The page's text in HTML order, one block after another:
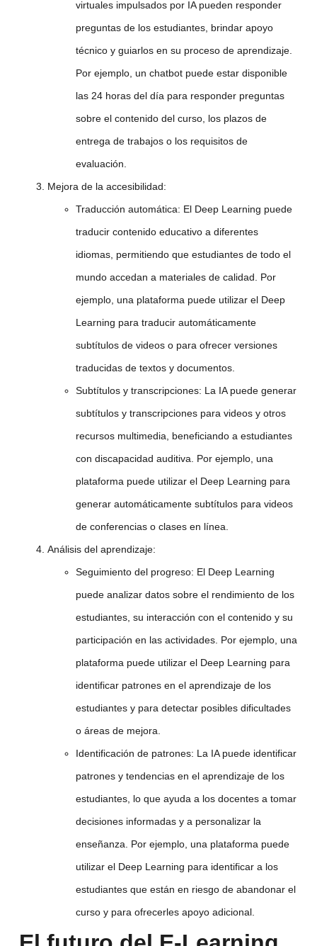
virtuales impulsados por IA pueden responder
preguntas de los estudiantes, brindar apoyo
técnico y guiarlos en su proceso de aprendizaje.
Por ejemplo, un chatbot puede estar disponible
las 24 horas del día para responder preguntas
sobre el contenido del curso, los plazos de
entrega de trabajos o los requisitos de
evaluación.
Mejora de la accesibilidad:
Traducción automática: El Deep Learning puede
traducir contenido educativo a diferentes
idiomas, permitiendo que estudiantes de todo el
mundo accedan a materiales de calidad. Por
ejemplo, una plataforma puede utilizar el Deep
Learning para traducir automáticamente
subtítulos de videos o para ofrecer versiones
traducidas de textos y documentos.
Subtítulos y transcripciones: La IA puede generar
subtítulos y transcripciones para videos y otros
recursos multimedia, beneficiando a estudiantes
con discapacidad auditiva. Por ejemplo, una
plataforma puede utilizar el Deep Learning para
generar automáticamente subtítulos para videos
de conferencias o clases en línea.
Análisis del aprendizaje:
Seguimiento del progreso: El Deep Learning
puede analizar datos sobre el rendimiento de los
estudiantes, su interacción con el contenido y su
participación en las actividades. Por ejemplo, una
plataforma puede utilizar el Deep Learning para
identificar patrones en el aprendizaje de los
estudiantes y para detectar posibles dificultades
o áreas de mejora.
Identificación de patrones: La IA puede identificar
patrones y tendencias en el aprendizaje de los
estudiantes, lo que ayuda a los docentes a tomar
decisiones informadas y a personalizar la
enseñanza. Por ejemplo, una plataforma puede
utilizar el Deep Learning para identificar a los
estudiantes que están en riesgo de abandonar el
curso y para ofrecerles apoyo adicional.